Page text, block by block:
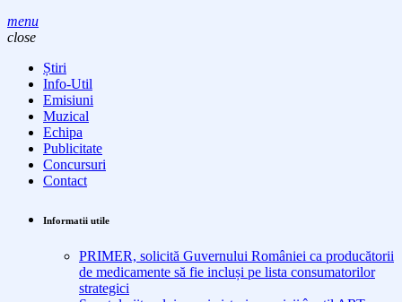
menu
close
Știri
Info-Util
Emisiuni
Muzical
Echipa
Publicitate
Concursuri
Contact
Informatii utile
PRIMER, solicită Guvernului României ca producătorii
de medicamente să fie incluși pe lista consumatorilor
strategici